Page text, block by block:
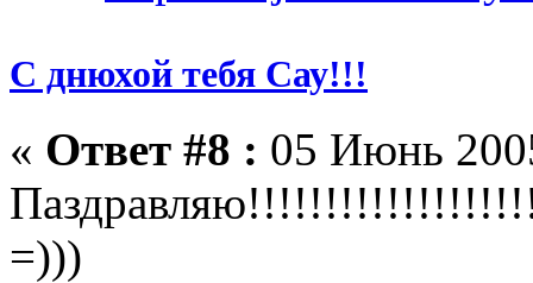
С днюхой тебя Сау!!!
« Ответ #8 : 05 Июнь
=)))